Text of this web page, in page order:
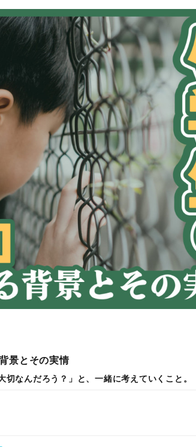
景とその実情
なんだろう？」と、一緒に考えていくこと。